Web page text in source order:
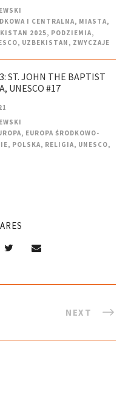
I CENTRALNA, MIASTA,
2025, PODZIEMIA,
, UZBEKISTAN , ZWYCZAJE
ST. JOHN THE BAPTIST
UNESCO #17
, EUROPA ŚRODKOWO-
, POLSKA, RELIGIA, UNESCO,
NEXT